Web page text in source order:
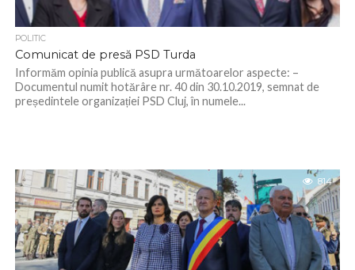
POLITIC
Comunicat de presă PSD Turda
Informăm opinia publică asupra următoarelor aspecte: –
Documentul numit hotărâre nr. 40 din 30.10.2019, semnat de
președintele organizației PSD Cluj, în numele...
814